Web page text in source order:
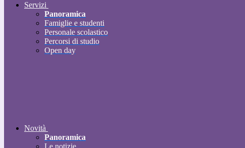
Servizi
Panoramica
Famiglie e studenti
Personale scolastico
Percorsi di studio
Open day
Novità
Panoramica